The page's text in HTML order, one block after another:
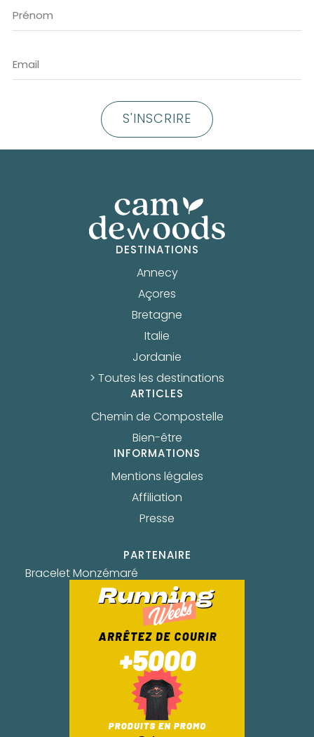
S'INSCRIRE
DESTINATIONS
Annecy
Açores
Bretagne
Italie
Jordanie
> Toutes les destinations
ARTICLES
Chemin de Compostelle
Bien-être
INFORMATIONS
Mentions légales
Affiliation
Presse
PARTENAIRE
Bracelet Monzémaré